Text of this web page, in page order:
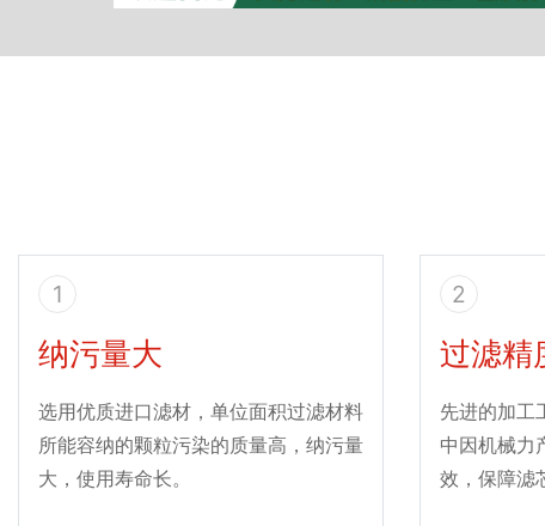
1
纳污量大
选用优质进口滤材，单位面积过滤材料
所能容纳的颗粒污染的质量高，纳污量
大，使用寿命长。
2
过滤精
先进的加工
中因机械力
效，保障滤